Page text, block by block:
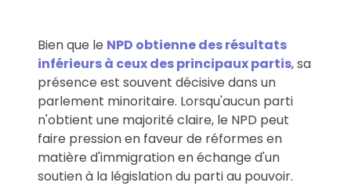
Bien que le NPD obtienne des résultats
inférieurs à ceux des principaux partis, sa
présence est souvent décisive dans un
parlement minoritaire. Lorsqu'aucun parti
n'obtient une majorité claire, le NPD peut
faire pression en faveur de réformes en
matière d'immigration en échange d'un
soutien à la législation du parti au pouvoir.